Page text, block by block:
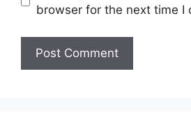
browser for the next time I